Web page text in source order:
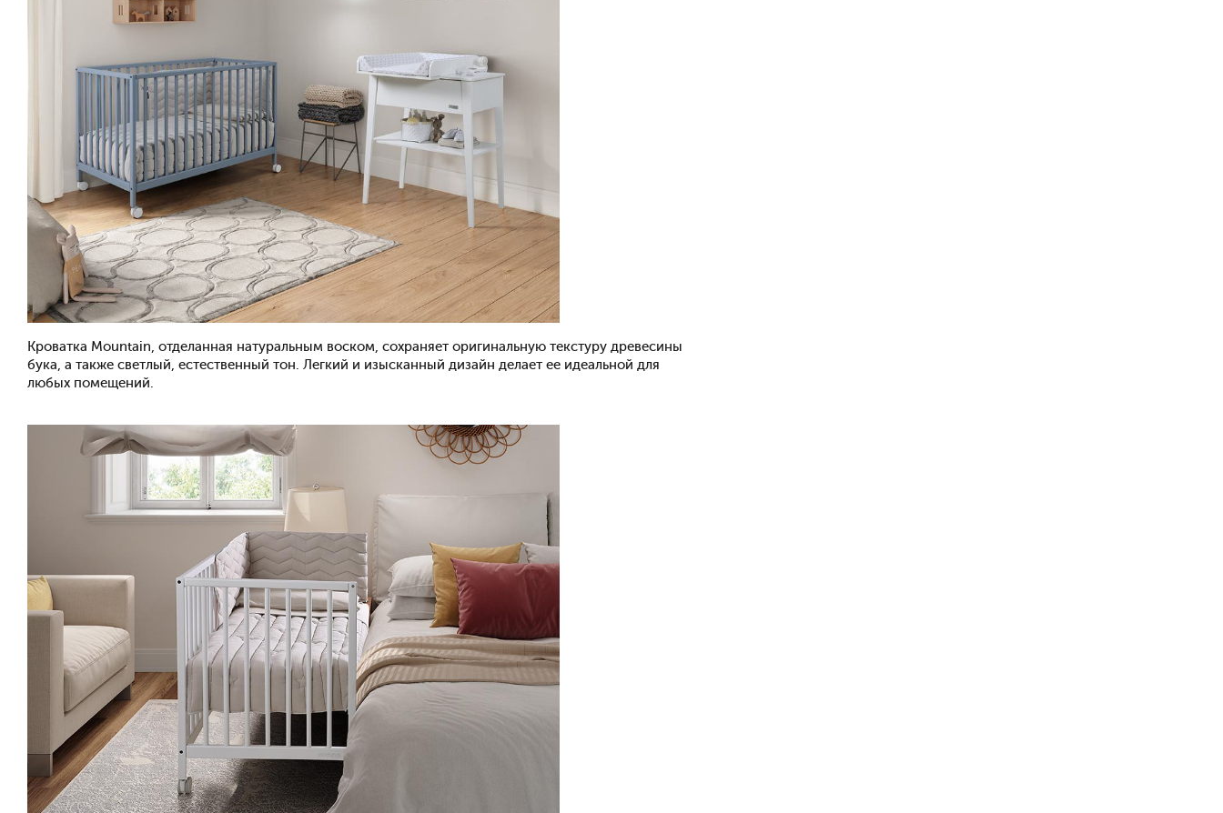
Кроватка Mountain, отделанная натуральным воском, сохраняет оригинальную текстуру древесины
бука, а также светлый, естественный тон. Легкий и изысканный дизайн делает ее идеальной для
любых помещений.